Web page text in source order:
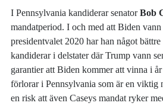
I Pennsylvania kandiderar senatorBob
mandatperiod. I och med att Biden
presidentvalet 2020 har han något
kandiderar i delstater där Trump vann
garantier att Biden kommer att vinna i
förlorar i Pennsylvania som är en viktig
en risk att även Caseys mandat ryker